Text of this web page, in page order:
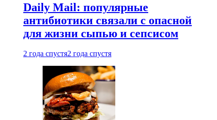
Daily Mail: популярные
антибиотики связали с опасной
для жизни сыпью и сепсисом
2 года спустя2 года спустя